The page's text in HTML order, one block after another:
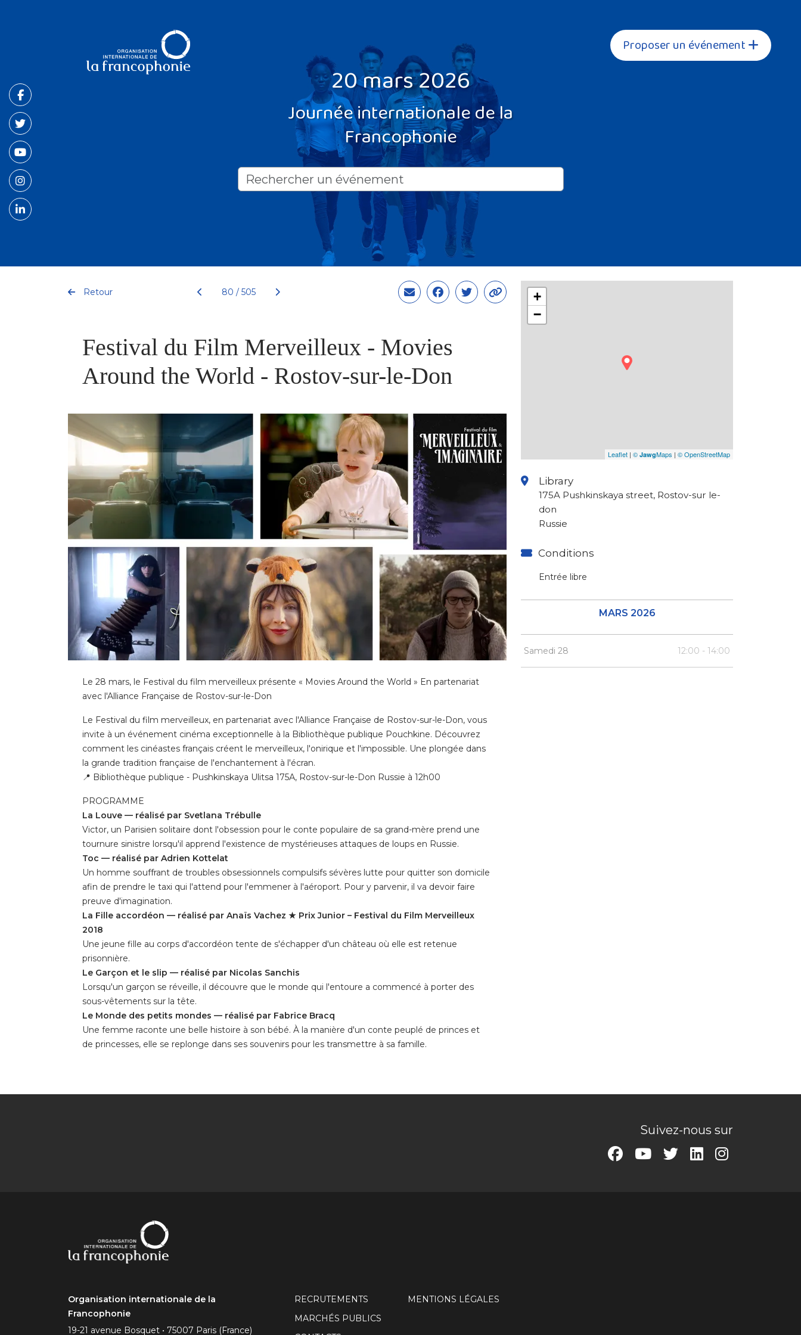
Proposer un événement
20 mars 2026
Journée internationale de la
Francophonie
Retour 80 / 505
Festival du Film Merveilleux - Movies
Around the World - Rostov-sur-le-Don
Le 28 mars, le Festival du film merveilleux présente « Movies Around the World » En partenariat
avec l'Alliance Française de Rostov-sur-le-Don
Le Festival du film merveilleux, en partenariat avec l'Alliance Française de Rostov-sur-le-Don, vous
invite à un événement cinéma exceptionnelle à la Bibliothèque publique Pouchkine. Découvrez
comment les cinéastes français créent le merveilleux, l'onirique et l'impossible. Une plongée dans
la grande tradition française de l'enchantement à l'écran.
📍 Bibliothèque publique - Pushkinskaya Ulitsa 175А, Rostov-sur-le-Don Russie à 12h00
PROGRAMME
La Louve — réalisé par Svetlana Trébulle
Victor, un Parisien solitaire dont l'obsession pour le conte populaire de sa grand-mère prend une
tournure sinistre lorsqu'il apprend l'existence de mystérieuses attaques de loups en Russie.
Toc — réalisé par Adrien Kottelat
Un homme souffrant de troubles obsessionnels compulsifs sévères lutte pour quitter son domicile
afin de prendre le taxi qui l'attend pour l'emmener à l'aéroport. Pour y parvenir, il va devoir faire
preuve d'imagination.
La Fille accordéon — réalisé par Anaïs Vachez ★ Prix Junior – Festival du Film Merveilleux
2018
Une jeune fille au corps d'accordéon tente de s'échapper d'un château où elle est retenue
prisonnière.
Le Garçon et le slip — réalisé par Nicolas Sanchis
Lorsqu'un garçon se réveille, il découvre que le monde qui l'entoure a commencé à porter des
sous-vêtements sur la tête.
Le Monde des petits mondes — réalisé par Fabrice Bracq
Une femme raconte une belle histoire à son bébé. À la manière d'un conte peuplé de princes et
de princesses, elle se replonge dans ses souvenirs pour les transmettre à sa famille.
+
−
Leaflet | © JawgMaps | © OpenStreetMap
Library
175A Pushkinskaya street, Rostov-sur le-
don
Russie
Conditions
Entrée libre
MARS 2026
Samedi 28 12:00 - 14:00
Suivez-nous sur
Organisation internationale de la
Francophonie
19-21 avenue Bosquet • 75007 Paris (France)
RECRUTEMENTS
MARCHÉS PUBLICS
MENTIONS LÉGALES